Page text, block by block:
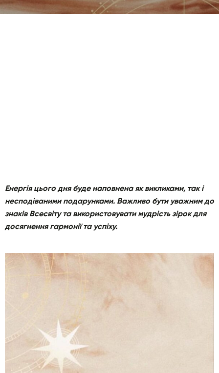
Енергія цього дня буде наповнена як викликами, так і
несподіваними подарунками. Важливо бути уважним до
знаків Всесвіту та використовувати мудрість зірок для
досягнення гармонії та успіху.